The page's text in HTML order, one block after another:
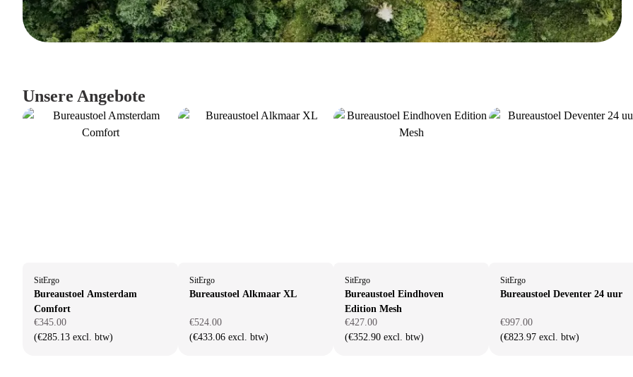
Unsere Angebote
SitErgo
Bureaustoel Amsterdam
Comfort
€345.00
(€285.13 excl. btw)
SitErgo
Bureaustoel Alkmaar XL
€524.00
(€433.06 excl. btw)
SitErgo
Bureaustoel Eindhoven
Edition Mesh
€427.00
(€352.90 excl. btw)
SitErgo
Bureaustoel Deventer 24 uur
€997.00
(€823.97 excl. btw)